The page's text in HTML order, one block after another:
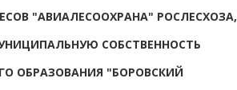
"АВИАЛЕСООХРАНА" РОСЛЕСХОЗА,
СОБСТВЕННОСТЬ
ОБРАЗОВАНИЯ "БОРОВСКИЙ